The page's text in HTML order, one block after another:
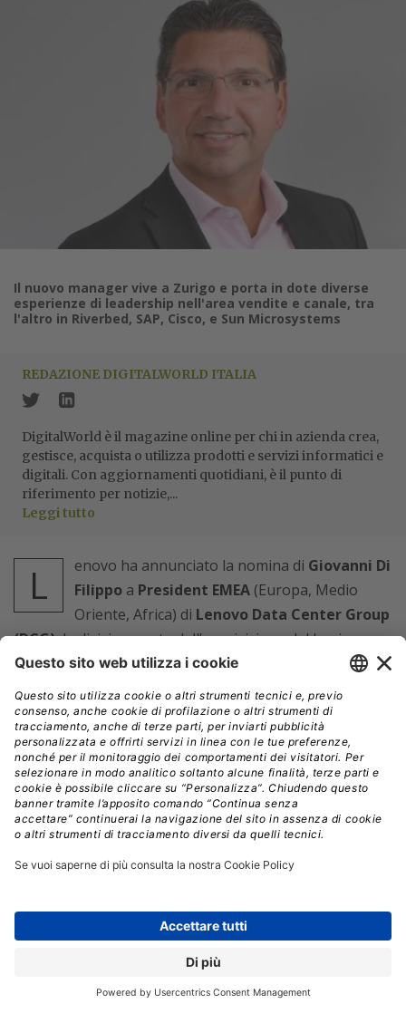
Il nuovo manager vive a Zurigo e porta in dote diverse
esperienze di leadership nell'area vendite e canale, tra
l'altro in Riverbed, SAP, Cisco, e Sun Microsystems
REDAZIONE DIGITALWORLD ITALIA
DigitalWorld è il magazine online per chi in azienda crea,
gestisce, acquista o utilizza prodotti e servizi informatici e
digitali. Con aggiornamenti quotidiani, è il punto di
riferimento per notizie,...
Leggi tutto
L enovo ha annunciato la nomina di Giovanni Di
Filippo a President EMEA (Europa, Medio
Oriente, Africa) di Lenovo Data Center Group
(DCG), la divisione nata dall’acquisizione del business
server x86 di IBM e che offre appunto server, storage,
componenti di rete e software defined infrastructure
(qui abbiamo parlato deirisultati in Italia di Lenovo
DCGnell’ultimo anno fiscale).
Di Filippo ha la missione, specifica un comunicato, di
guidare il business nella regione EMEA e sviluppare le
relazioni con i partner e i clienti del DCG, e porta in
Lenovo, è stato Vicepresidente (VP) EMEA per Canale,
Vendite e Alleanze strategiche in
portato l’area EMEA a ottenere nel 2018 il